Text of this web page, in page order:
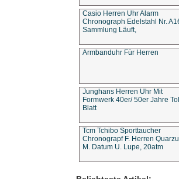
Casio Herren Uhr Alarm
Chronograph Edelstahl Nr.
Sammlung Läuft,
Armbanduhr Für Herren
Junghans Herren Uhr Mit
Formwerk 40er/ 50er Jahre
Blatt
Tcm Tchibo Sporttaucher
Chronograpf F. Herren
M. Datum U. Lupe, 20atm